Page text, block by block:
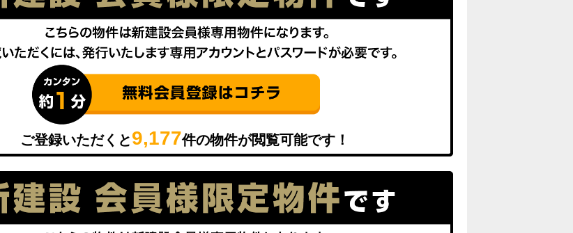
ご登録いただくと9,177件の物件が閲覧可能です！